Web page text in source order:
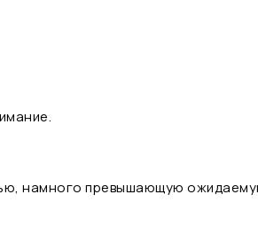
намного превышающую